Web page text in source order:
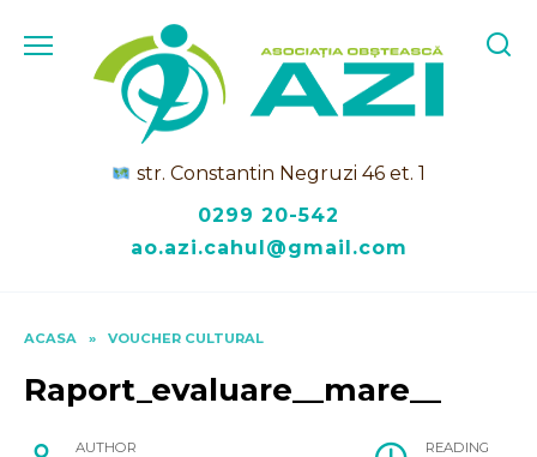
str. Constantin Negruzi 46 et. 1
0299 20-542
ao.azi.cahul@gmail.com
ACASA » VOUCHER CULTURAL
Raport_evaluare__mare__
AUTHOR READING